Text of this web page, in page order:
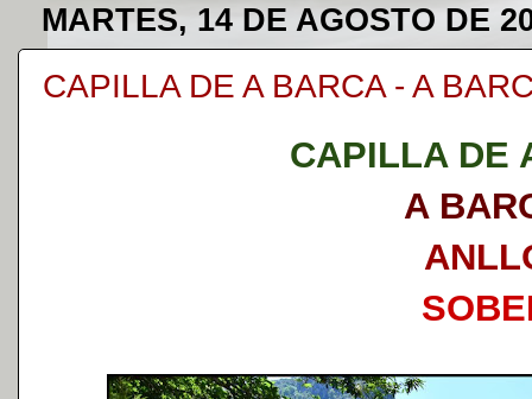
MARTES, 14 DE AGOSTO DE
CAPILLA DE A BARCA - A
CAPILLA DE
A